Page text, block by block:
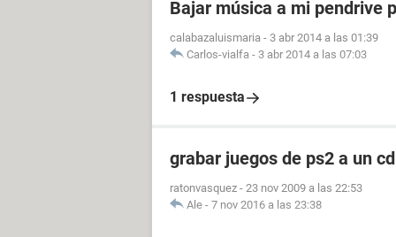
Bajar música a mi pendrive
calabazaluismaria - 3 abr 2014 a las 01:39
Carlos-vialfa - 3 abr 2014 a las 07:03
1 respuesta
grabar juegos de ps2 a un
ratonvasquez - 23 nov 2009 a las 22:53
Ale - 7 nov 2016 a las 23:38